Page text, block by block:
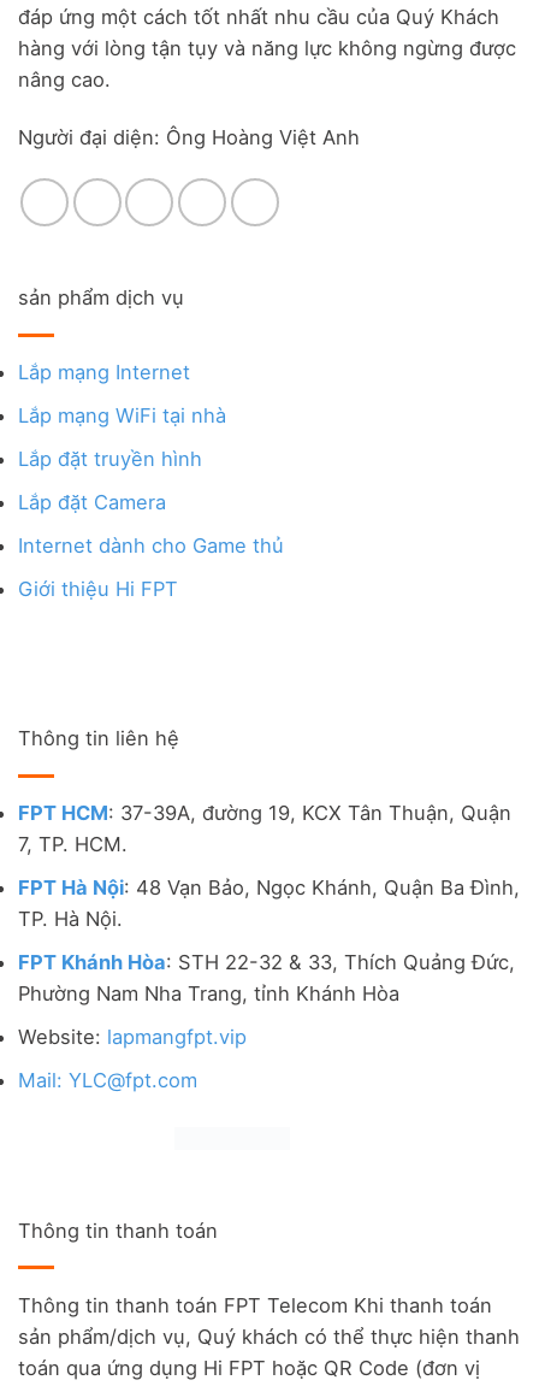
đáp ứng một cách tốt nhất nhu cầu của Quý Khách
hàng với lòng tận tụy và năng lực không ngừng được
nâng cao.
Người đại diện: Ông Hoàng Việt Anh
sản phẩm dịch vụ
Lắp mạng Internet
Lắp mạng WiFi tại nhà
Lắp đặt truyền hình
Lắp đặt Camera
Internet dành cho Game thủ
Giới thiệu Hi FPT
Thông tin liên hệ
FPT HCM: 37-39A, đường 19, KCX Tân Thuận, Quận
7, TP. HCM.
FPT Hà Nội: 48 Vạn Bảo, Ngọc Khánh, Quận Ba Đình,
TP. Hà Nội.
FPT Khánh Hòa: STH 22-32 & 33, Thích Quảng Đức,
Phường Nam Nha Trang, tỉnh Khánh Hòa
Website: lapmangfpt.vip
Mail: YLC@fpt.com
Thông tin thanh toán
Thông tin thanh toán FPT Telecom Khi thanh toán
sản phẩm/dịch vụ, Quý khách có thể thực hiện thanh
toán qua ứng dụng Hi FPT hoặc QR Code (đơn vị